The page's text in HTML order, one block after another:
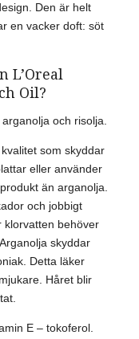
Den är helt
en vacker doft: söt
L’Oreal
Oil?
och risolja.
som skyddar
eller använder
än arganolja.
och jobbigt
klorvatten behöver
skyddar
Detta läker
Håret blir
E – tokoferol.